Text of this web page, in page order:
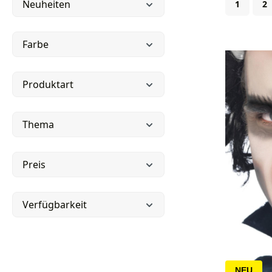
Neuheiten
Farbe
Produktart
Thema
Preis
Verfügbarkeit
Seite
1 2